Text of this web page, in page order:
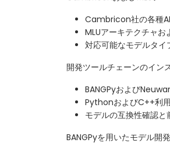
Cambricon社の各種AI
MLUアーキテクチャお
対応可能なモデルタイ
開発ツールチェーンのイン
BANGPyおよび
PythonおよびC++利
モデルの互換性確認と
BANGPyを用いたモデル開